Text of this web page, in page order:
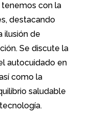
con la
destacando
ilusión de
Se discute la
autocuidado en
como la
saludable